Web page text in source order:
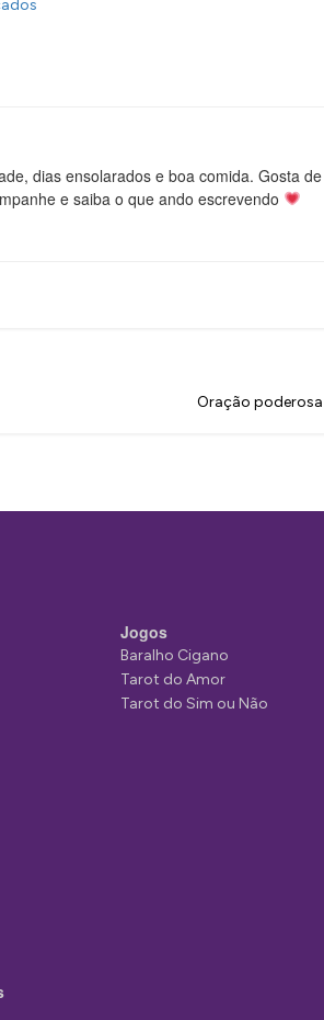
dias ensolarados e boa comida. Gosta
e saiba o que ando escrevendo
Oração
Jogos
Baralho Cigano
Tarot do Amor
Tarot do Sim ou Não